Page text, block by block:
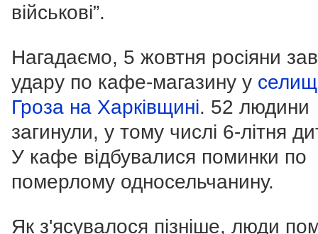
військові”.
Нагадаємо, 5 жовтня росіяни
удару по кафе-магазину у
Гроза на Харківщині. 52 людини
загинули, у тому числі 6-літня
У кафе відбувалися поминки по
померлому односельчанину.
Як з'ясувалося пізніше, люди